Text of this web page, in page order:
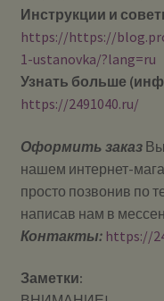
Инструкции и
https://https://
1-ustanovka/?lang=ru
Узнать больше
https://2491040.ru/
Оформить заказВы
нашем интернет-
просто позвонив по
написав нам в
Контакты: https://
Заметки: